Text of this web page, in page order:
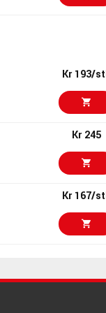
Kr 59400/
Kr 56450/
Kr 31006/
Kr 193/
Kr 245
Kr 167/